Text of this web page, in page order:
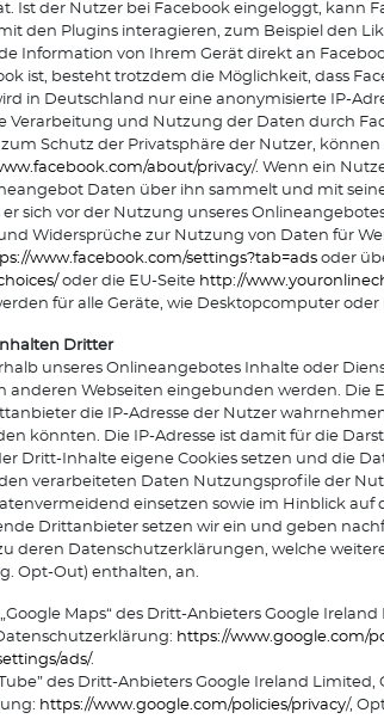
Ist der Nutzer bei Facebook eingeloggt, kann
den Plugins interagieren, zum Beispiel den
Information von Ihrem Gerät direkt an
ist, besteht trotzdem die Möglichkeit, dass
in Deutschland nur eine anonymisierte IP-
Verarbeitung und Nutzung der Daten durch
Schutz der Privatsphäre der Nutzer,
about/privacy/. Wenn ein
Daten über ihn sammelt und mit
sich vor der Nutzung unseres
Widersprüche zur Nutzung von Daten für
www.facebook.com/settings?tab=ads oder
oder die EU-Seite http://
für alle Geräte, wie Desktopcomputer
Dritter
unseres Onlineangebotes Inhalte oder
anderen Webseiten eingebunden werden.
die IP-Adresse der Nutzer
könnten. Die IP-Adresse ist damit für die
Dritt-Inhalte eigene Cookies setzen und die
verarbeiteten Daten Nutzungsprofile der
einsetzen sowie im Hinblick auf
Drittanbieter setzen wir ein und geben
deren Datenschutzerklärungen, welche
Opt-Out) enthalten, an.
Maps“ des Dritt-Anbieters Google
https://www.google.com/
ads/.
des Dritt-Anbieters Google Ireland
https://www.google.com/policies/privacy/,